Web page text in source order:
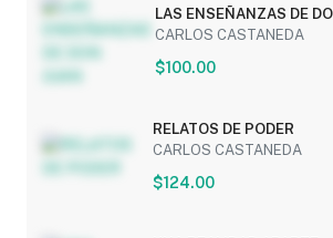
LAS ENSEÑANZAS DE
CARLOS CASTANEDA
$100.00
RELATOS DE PODER
CARLOS CASTANEDA
$124.00